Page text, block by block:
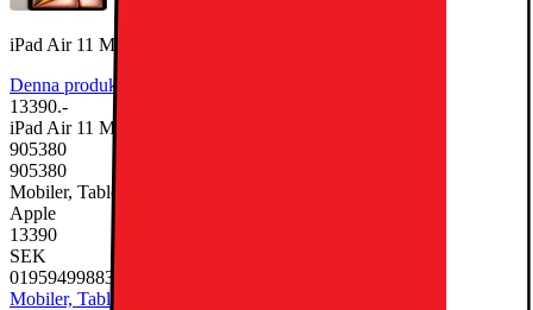
iPad Air 11 M3 512GB WiFi + 5G (Starlight)
Denna produkt har ännu inte blivit bedömd.
13390.-
iPad Air 11 M3 512GB WiFi + 5G (Starlight)
905380
905380
Mobiler, Tablets & Smartklockor, Surfplatta
Apple
13390
SEK
0195949988394
Mobiler, Tablets & Smartklockor